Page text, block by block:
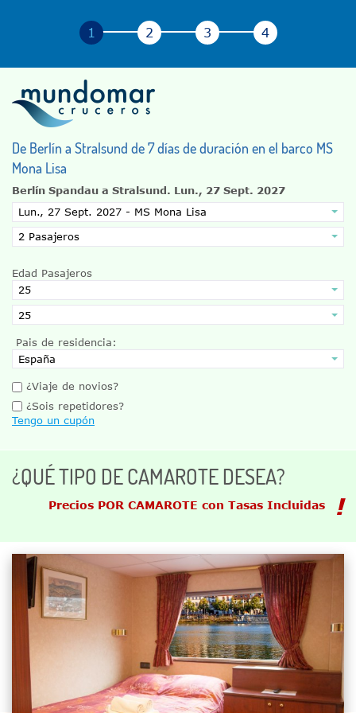
De Berlín a Stralsund de 7 días de duración en el barco MS
Mona Lisa
Berlín Spandau a Stralsund. Lun., 27 Sept. 2027
Edad Pasajeros
Pais de residencia:
¿Viaje de novios?
¿Sois repetidores?
Tengo un cupón
¿QUÉ TIPO DE CAMAROTE DESEA?
Precios POR CAMAROTE con Tasas Incluidas